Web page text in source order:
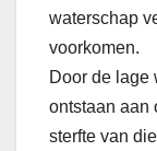
waterschap
voorkomen.
Door de lage
ontstaan aan
sterfte van